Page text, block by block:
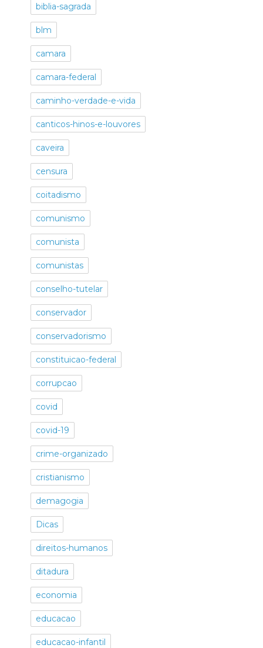
biblia-sagrada
blm
camara
camara-federal
caminho-verdade-e-vida
canticos-hinos-e-louvores
caveira
censura
coitadismo
comunismo
comunista
comunistas
conselho-tutelar
conservador
conservadorismo
constituicao-federal
corrupcao
covid
covid-19
crime-organizado
cristianismo
demagogia
Dicas
direitos-humanos
ditadura
economia
educacao
educacao-infantil